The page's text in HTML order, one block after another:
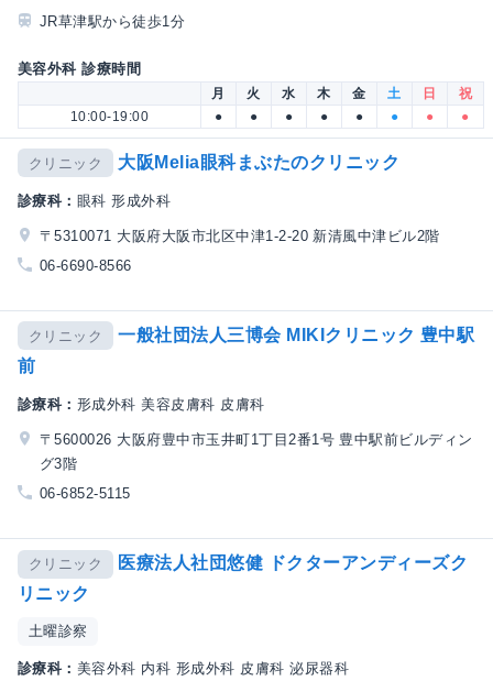
JR草津駅から徒歩1分
美容外科 診療時間
月 火 水 木 金 土 日
祝
10:00-19:00
● ● ● ● ● ● ● ●
クリニック 大阪Melia眼科まぶたのクリニック
診療科： 眼科 形成外科
〒5310071 大阪府大阪市北区中津1-2-20 新清風中津ビル2階
06-6690-8566
クリニック
一般社団法人三博会 MIKIクリニック 豊中駅
前
診療科： 形成外科 美容皮膚科 皮膚科
〒5600026 大阪府豊中市玉井町1丁目2番1号 豊中駅前ビルディン
グ3階
06-6852-5115
クリニック
医療法人社団悠健 ドクターアンディーズク
リニック
土曜診察
診療科： 美容外科 内科 形成外科 皮膚科 泌尿器科